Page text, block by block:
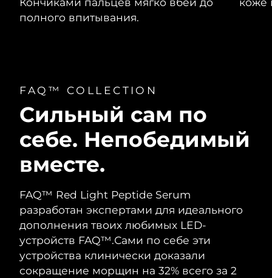
полного впитывания.
FAQ™ COLLECTION
Сильный сам по
себе. Непобедимый
вместе.
FAQ™ Red Light Peptide Serum
разработан экспертами для идеального
дополнения твоих любимых LED-
устройств FAQ™.Сами по себе эти
устройства клинически доказали
сокращение морщин на 32% всего за 2